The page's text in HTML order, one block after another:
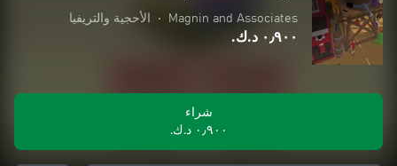
Magnin and Associates
• الأحجية والتريفيا
٠٫٩٠٠ د.ك.‏
شراء
٠٫٩٠٠ د.ك.‏